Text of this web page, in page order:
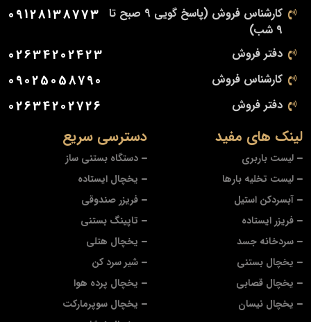
دسترسی سریع
دستگاه بستنی ساز
یخچال ایستاده
فریزر صندوقی
تاپینگ بستنی
یخچال هتلی
شیر سرد کن
یخچال پرده هوا
یخچال سوپرمارکت
لینک های مفید
لیست باربری
لیست تخلیه بارها
آبسردکن استیل
فریزر ایستاده
سردخانه جسد
یخچال بستنی
یخچال قصابی
یخچال نیسان
کارشناس فروش (پاسخ گویی 9 صبح تا
9 شب)
09128138773
دفتر فروش 02634202423
کارشناس فروش 09025058790
دفتر فروش 02634202726